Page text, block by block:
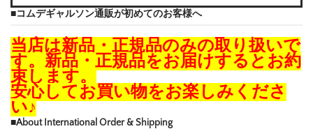
■コムデギャルソン通販が初めてのお客様へ
当店は新品・正規品のみの取り扱いで
す。新品・正規品をお届けするとお約
束します。
安心してお買い物をお楽しみくださ
い♪
■About International Order & Shipping